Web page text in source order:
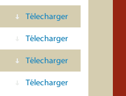
Télecharger
Télecharger
Télecharger
Télecharger